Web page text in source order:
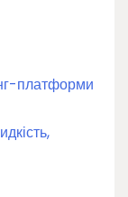
платформи